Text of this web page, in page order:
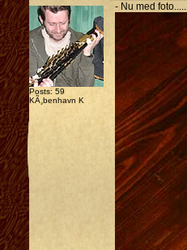
Posts: 59
KÃ¸benhavn K
- Nu med foto.....